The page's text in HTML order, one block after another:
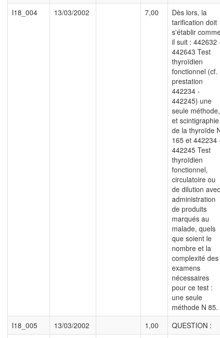
I18_004
13/03/2002 7,00
Dès lors, la
tarification doit
s'établir
il suit : 442632
442643 Test
thyroïdien
fonctionnel (cf.
prestation
442234 -
442245) une
seule méthode,
et scintigraphie
de la thyroïde
165 et 442234
442245 Test
thyroïdien
fonctionnel,
circulatoire ou
de dilution avec
administration
de produits
marqués au
malade, quels
que soient le
nombre et la
complexité des
examens
nécessaires
pour ce test :
une seule
méthode N 85.
I18_005
13/03/2002 1,00
QUESTION :